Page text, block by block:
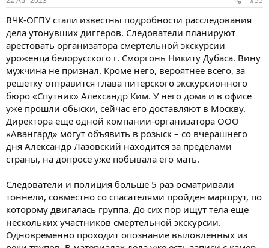
ВЧК-ОГПУ стали известны подробности расследования
дела утонувших диггеров. Следователи планируют
арестовать организатора смертельной экскурсии
уроженца белорусского г. Сморгонь Никиту Дубаса. Вину
мужчина не признал. Кроме него, вероятнее всего, за
решетку отправится глава питерского экскурсионного
бюро «Спутник» Александр Ким. У него дома и в офисе
уже прошли обыски, сейчас его доставляют в Москву.
Директора еще одной компании-организатора ООО
«Авангард» могут объявить в розыск – со вчерашнего
дня Александр Лазовский находится за пределами
страны, на допросе уже побывала его мать.
Следователи и полиция больше 5 раз осматривали
тоннели, совместно со спасателями пройден маршрут, по
которому двигалась группа. До сих пор ищут тела еще
нескольких участников смертельной экскурсии.
Одновременно проходит опознание выловленных из